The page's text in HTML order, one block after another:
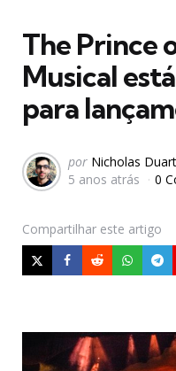
The Prince
Musical
para
Postado
por
por Nicholas
5 anos atrás
0
Compartilhar este artigo